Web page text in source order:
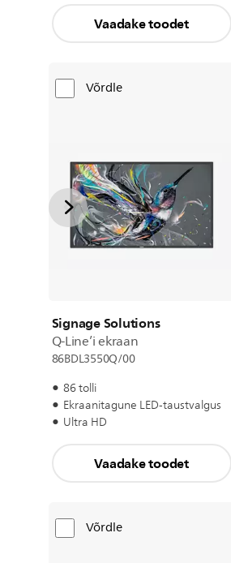
Vaadake toodet
Võrdle
Signage Solutions
Q-Line’i ekraan
86BDL3550Q/00
86 tolli
Ekraanitagune LED-taustvalgus
Ultra HD
Vaadake toodet
Võrdle